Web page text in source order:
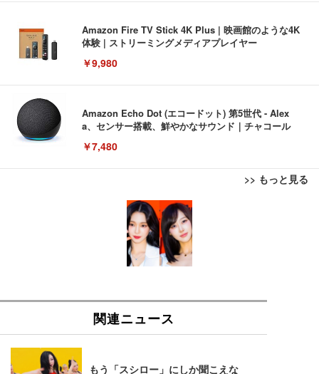
Amazon Fire TV Stick 4K Plus | 映画館のような4K
体験 | ストリーミングメディアプレイヤー
￥9,980
Amazon Echo Dot (エコードット) 第5世代 - Alex
a、センサー搭載、鮮やかなサウンド｜チャコール
￥7,480
>> もっと見る
[EdoErgo] オフィスチェア 椅子 テレワーク 疲れな
い 跳ね上げ式アームレスト コンパクト 約105度ロッ
キング pc 事務椅子 360度回転 座面昇降 強化ナイロ
ン樹脂ベース 通気性メッシュ 在宅ワーク H-WY01
(黒網+黒枠+黒足)
SIHOO B100 オフィスチェア／デスクチェア メッシ
ュチェア 人間工学 疲れない ブラック
￥27,999
EIZO ビジネス向けプレミアムモニター | FlexScan
EV3240X-WT | 31.5型4K UHD・USB Type-C・ホワ
￥105,595
EV2740X-WT | 27.0型4K UHD・USB Type-C・ホワ
イト
￥109,572
Amazonベーシック ペットシーツ 薄型 レギュラー 1
回使い捨て 無香料 ホワイト 300枚
Amazonベーシック ペットシーツ 厚型 ワイド 42枚
x2袋(84枚) ホワイト(吸収面:ライトブルー)
￥3,234